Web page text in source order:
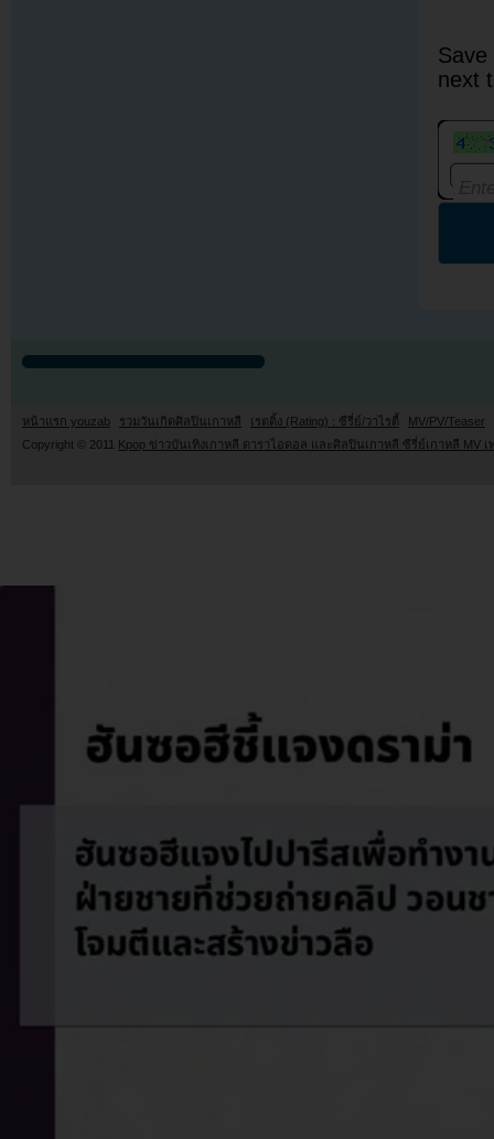
next
หน้าแรก youzab รวมวันเกิดศิลปินเกาหลี เรตติ้ง (Rating) : ซีรี่ย์/วาไรตี้
MV/PV/Teaser
Copyright © 2011 Kpop ข่าวบันเทิงเกาหลี ดาราไอดอล และศิลปินเกาหลี ซีรี่ย์เกาหลี MV